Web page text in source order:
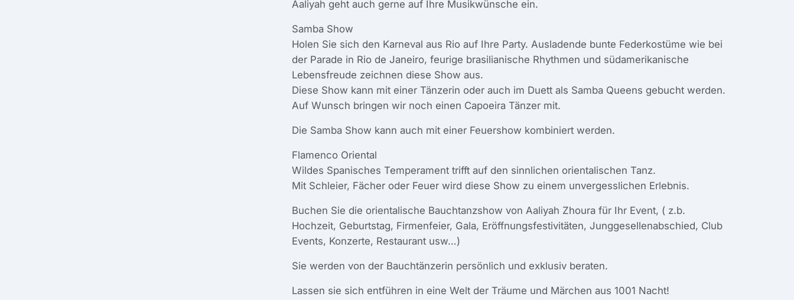
Aaliyah geht auch gerne auf Ihre Musikwünsche ein.
Samba Show
Holen Sie sich den Karneval aus Rio auf Ihre Party. Ausladende bunte Federkostüme wie bei
der Parade in Rio de Janeiro, feurige brasilianische Rhythmen und südamerikanische
Lebensfreude zeichnen diese Show aus.
Diese Show kann mit einer Tänzerin oder auch im Duett als Samba Queens gebucht werden.
Auf Wunsch bringen wir noch einen Capoeira Tänzer mit.
Die Samba Show kann auch mit einer Feuershow kombiniert werden.
Flamenco Oriental
Wildes Spanisches Temperament trifft auf den sinnlichen orientalischen Tanz.
Mit Schleier, Fächer oder Feuer wird diese Show zu einem unvergesslichen Erlebnis.
Buchen Sie die orientalische Bauchtanzshow von Aaliyah Zhoura für Ihr Event, ( z.b.
Hochzeit, Geburtstag, Firmenfeier, Gala, Eröffnungsfestivitäten, Junggesellenabschied, Club
Events, Konzerte, Restaurant usw…)
Sie werden von der Bauchtänzerin persönlich und exklusiv beraten.
Lassen sie sich entführen in eine Welt der Träume und Märchen aus 1001 Nacht!